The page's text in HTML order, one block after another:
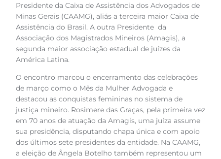
Presidente da Caixa de Assistência dos Advogados de
Minas Gerais (CAAMG), aliás a terceira maior Caixa de
Assistência do Brasil. A outra Presidente da
Associação dos Magistrados Mineiros (Amagis), a
segunda maior associação estadual de juízes da
América Latina.
O encontro marcou o encerramento das celebrações
de março como o Mês da Mulher Advogada e
destacou as conquistas femininas no sistema de
justiça mineiro. Rosimere das Graças, pela primeira vez
em 70 anos de atuação da Amagis, uma juíza assume
sua presidência, disputando chapa única e com apoio
dos últimos sete presidentes da entidade. Na CAAMG,
a eleição de Ângela Botelho também representou um